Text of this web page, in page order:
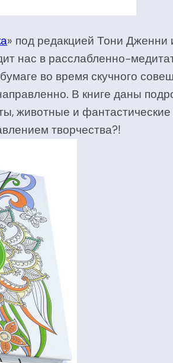
» под редакцией Тони
нас в расслабленно-
во время скучного
В книге даны
животные и
творчества?!